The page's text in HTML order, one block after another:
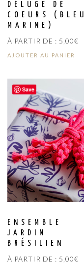
DÉLUGE DE
COEURS (BLEU
MARINE)
À PARTIR DE : 5,00€
AJOUTER AU PANIER
Save
ENSEMBLE
JARDIN
BRÉSILIEN
À PARTIR DE : 5,00€